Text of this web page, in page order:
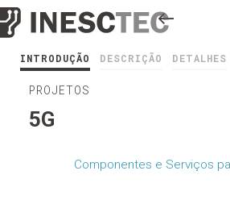
INTRODUÇÃO DESCRIÇÃO DETALHES
PROJETOS
5G
Componentes e Serviços